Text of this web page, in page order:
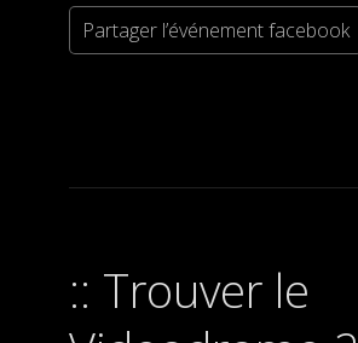
Partager l’événement facebook
Trouver le